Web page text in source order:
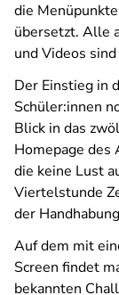
die
übersetzt. Alle
und Videos
Der Einstieg in
Schüler:innen
Blick in das
Homepage
die keine Lust
Viertelstunde
der
Auf dem mit
Screen findet
bekannten